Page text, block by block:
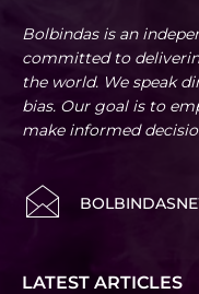
Bolbindas is an
committed to
the world. We speak
bias. Our goal is to
make informed
LATEST ARTICLES